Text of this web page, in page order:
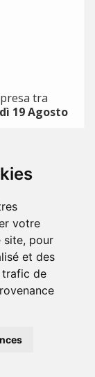
votre
site, pour
et des
trafic de
tra
19 Agosto